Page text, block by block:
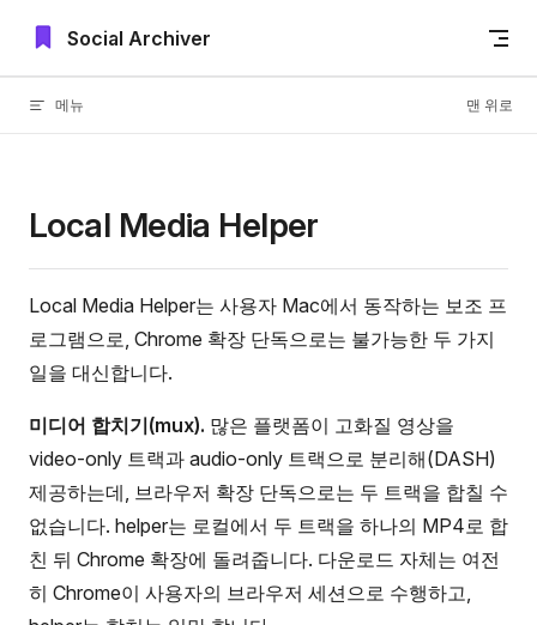
Skip to content
Social Archiver
메뉴 맨 위로
Local Media Helper
Local Media Helper는 사용자 Mac에서 동작하는 보조 프
로그램으로, Chrome 확장 단독으로는 불가능한 두 가지
일을 대신합니다.
미디어 합치기(mux). 많은 플랫폼이 고화질 영상을
video-only 트랙과 audio-only 트랙으로 분리해(DASH)
제공하는데, 브라우저 확장 단독으로는 두 트랙을 합칠 수
없습니다. helper는 로컬에서 두 트랙을 하나의 MP4로 합
친 뒤 Chrome 확장에 돌려줍니다. 다운로드 자체는 여전
히 Chrome이 사용자의 브라우저 세션으로 수행하고,